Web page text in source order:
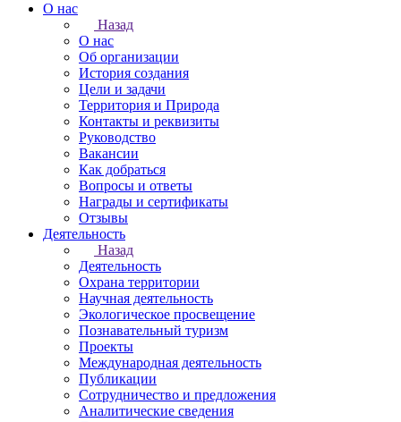
О нас
Назад
О нас
Об организации
История создания
Цели и задачи
Территория и Природа
Контакты и реквизиты
Руководство
Вакансии
Как добраться
Вопросы и ответы
Награды и сертификаты
Отзывы
Деятельность
Назад
Деятельность
Охрана территории
Научная деятельность
Экологическое просвещение
Познавательный туризм
Проекты
Международная деятельность
Публикации
Сотрудничество и предложения
Аналитические сведения